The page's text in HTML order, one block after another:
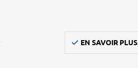
EN SAVOIR PLUS